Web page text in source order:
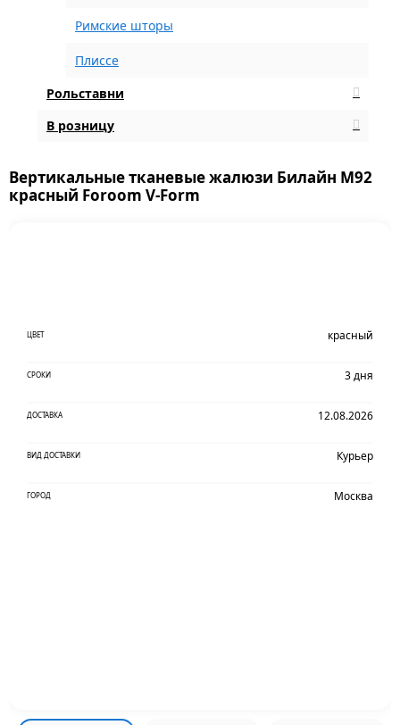
Римские шторы
Плиссе
Рольставни
В розницу
Вертикальные тканевые жалюзи Билайн М92
красный Foroom V-Form
ЦВЕТ красный
СРОКИ 3 дня
ДОСТАВКА 12.08.2026
ВИД ДОСТАВКИ Курьер
ГОРОД Москва